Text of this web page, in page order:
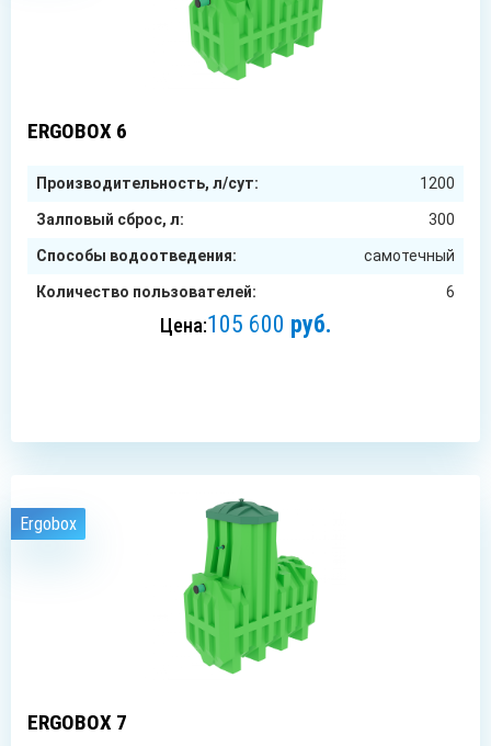
ERGOBOX 6
Производительность, л/сут: 1200
Залповый сброс, л: 300
Способы водоотведения: самотечный
Количество пользователей: 6
Цена:105 600 руб.
Ergobox
ERGOBOX 7